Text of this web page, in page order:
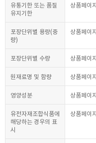
유통기한 또는 품질
유지기한
상품페이
포장단위별 용량(중
량)
상품페이
포장단위별 수량 상품페이
원재료명 및 함량 상품페이
영양성분 상품페이
유전자재조합식품에
해당하는 경우의 표
시
상품페이